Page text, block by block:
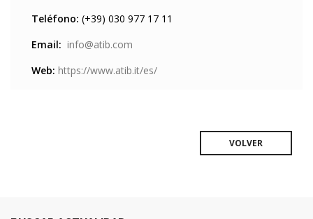
Teléfono: (+39) 030 977 17 11
Email: info@atib.com
Web: https://www.atib.it/es/
VOLVER